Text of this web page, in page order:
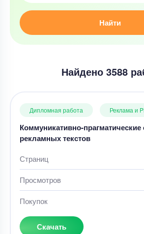
Найти
Найдено 3588
Дипломная работа Реклама и
Коммуникативно-прагматические
рекламных текстов
Страниц
Просмотров
Покупок
Скачать